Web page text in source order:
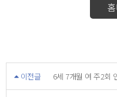
이전글
6세 7개월 여 주2회